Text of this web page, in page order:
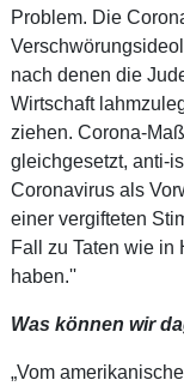
Problem. Die
nach denen die
Wirtschaft
ziehen. Corona-
gleichgesetzt, anti-
Coronavirus als
einer vergifteten
Fall zu Taten wie in
haben.''
Was können wir
„Vom